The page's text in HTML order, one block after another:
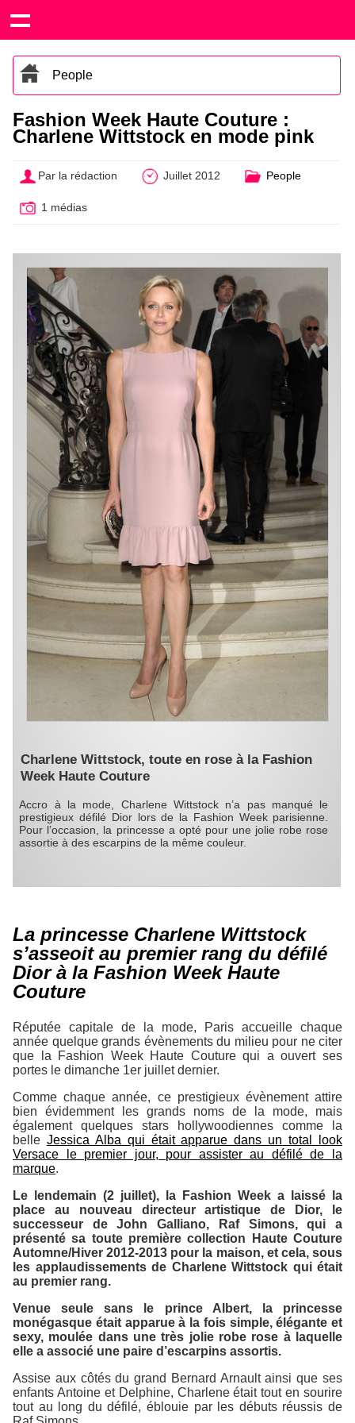
People
Fashion Week Haute Couture :
Charlene Wittstock en mode pink
Par la rédaction Juillet 2012 People
1 médias
Charlene Wittstock, toute en rose à la Fashion
Week Haute Couture
Accro à la mode, Charlene Wittstock n’a pas manqué le
prestigieux défilé Dior lors de la Fashion Week parisienne.
Pour l’occasion, la princesse a opté pour une jolie robe rose
assortie à des escarpins de la même couleur.
La princesse Charlene Wittstock
s’asseoit au premier rang du défilé
Dior à la Fashion Week Haute
Couture
Réputée capitale de la mode, Paris accueille chaque
année quelque grands évènements du milieu pour ne citer
que la Fashion Week Haute Couture qui a ouvert ses
portes le dimanche 1er juillet dernier.
Comme chaque année, ce prestigieux évènement attire
bien évidemment les grands noms de la mode, mais
également quelques stars hollywoodiennes comme la
belle Jessica Alba qui était apparue dans un total look
Versace le premier jour, pour assister au défilé de la
marque.
Le lendemain (2 juillet), la Fashion Week a laissé la
place au nouveau directeur artistique de Dior, le
successeur de John Galliano, Raf Simons, qui a
présenté sa toute première collection Haute Couture
Automne/Hiver 2012-2013 pour la maison, et cela, sous
les applaudissements de Charlene Wittstock qui était
au premier rang.
Venue seule sans le prince Albert, la princesse
monégasque était apparue à la fois simple, élégante et
sexy, moulée dans une très jolie robe rose à laquelle
elle a associé une paire d’escarpins assortis.
Assise aux côtés du grand Bernard Arnault ainsi que ses
enfants Antoine et Delphine, Charlene était tout en sourire
tout au long du défilé, éblouie par les débuts réussis de